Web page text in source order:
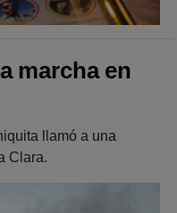
marcha en
llamó a una
Clara.